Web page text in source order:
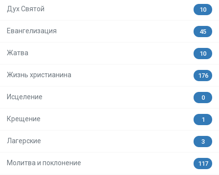
Дух Святой 10
Евангелизация 45
Жатва 10
Жизнь христианина 176
Исцеление 0
Крещение 1
Лагерские 3
Молитва и поклонение 117